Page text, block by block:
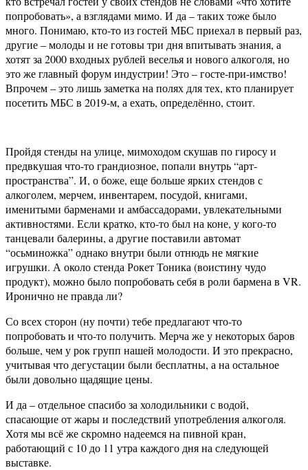
попробовать», а взглядами мимо. И да – таких тоже было
много. Понимаю, кто-то из гостей МБС приехал в первый раз,
другие – молоды и не готовы три дня впитывать знания, а
хотят за 2000 входных рублей веселья и нового алкоголя, но
это же главный форум индустрии! Это – госте-при-имство!
Впрочем – это лишь заметка на полях для тех, кто планирует
посетить МБС в 2019-м, а ехать, определённо, стоит.
Пройдя стенды на улице, мимоходом скушав по гиросу и
предвкушая что-то грандиозное, попали внутрь “арт-
пространства”. И, о боже, еще больше ярких стендов с
алкоголем, мерчем, инвентарем, посудой, книгами,
именитыми барменами и амбассадорами, увлекательными
активностями. Если кратко, кто-то был на коне, у кого-то
танцевали балерины, а другие поставили автомат
“осьминожка” однако внутри были отнюдь не мягкие
игрушки. А около стенда Рокет Тоника (воистину чудо
продукт), можно было попробовать себя в роли бармена в VR.
Иронично не правда ли?
Со всех сторон (ну почти) тебе предлагают что-то
попробовать и что-то получить. Мерча же у некоторых баров
больше, чем у рок групп нашей молодости. И это прекрасно,
учитывая что дегустации были бесплатны, а на остальное
были довольно щадящие цены.
И да – отдельное спасибо за холодильники с водой,
спасающие от жары и последствий употребления алкоголя.
Хотя мы всё же скромно надеемся на пивной кран,
работающий с 10 до 11 утра каждого дня на следующей
выставке.